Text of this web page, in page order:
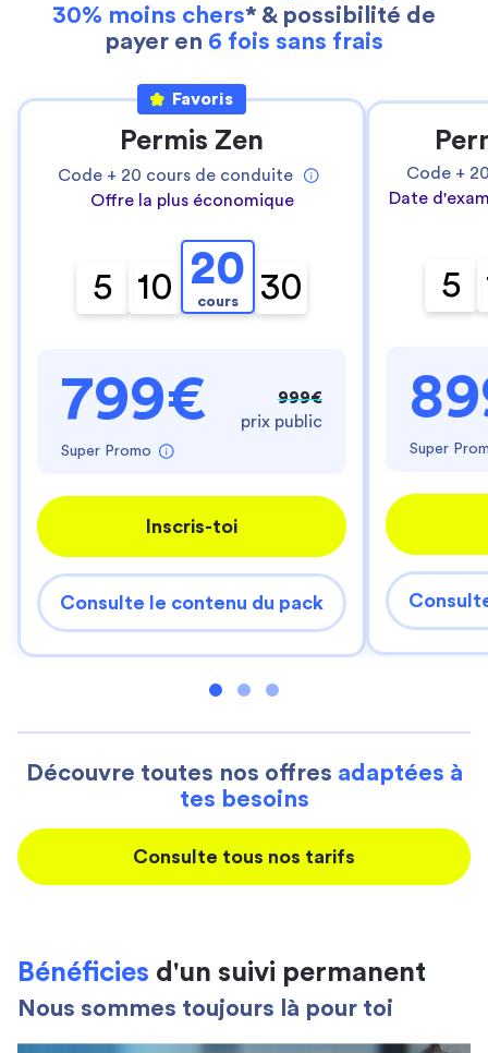
30% moins chers* & possibilité de
payer en 6 fois sans frais
Favoris
Permis Zen
Code + 20 cours de conduite
Offre la plus économique
5 10 20
cours 30
799€
Super Promo
999€
prix public
Inscris-toi
Consulte le contenu du pack
Code +
Date
5
Super
Découvre toutes nos offres adaptées à
tes besoins
Consulte tous nos tarifs
Bénéficies d'un suivi permanent
Nous sommes toujours là pour toi